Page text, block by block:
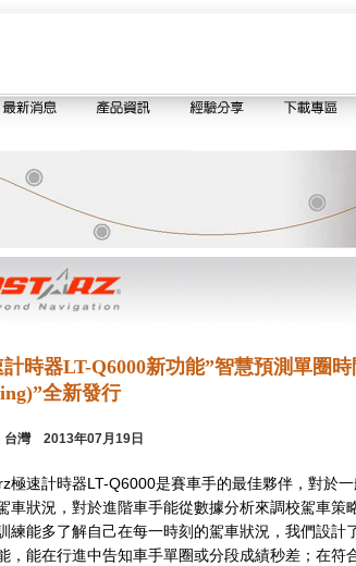
時器LT-Q6000新功能”智慧預測單圈
全新發行
台灣 2013年07月19日
極速計時器LT-Q6000是賽車手的最佳夥伴，對於
車狀況，對於進階車手能從數據分析來調校駕車策
練能多了解自己在每一時刻的駕車狀況，我們設計
，能在行進中告知車手單圈或分段成績秒差；在符